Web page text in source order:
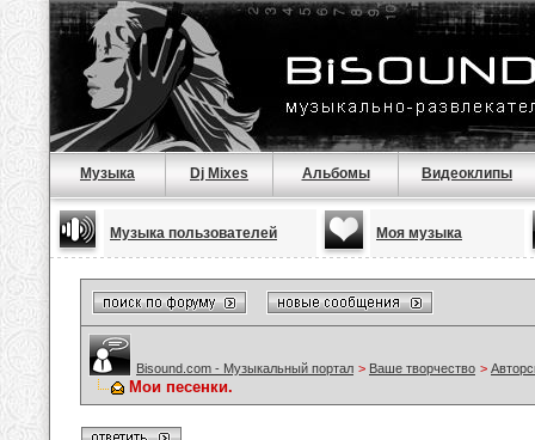
Музыка Dj Mixes Альбомы Видеоклипы
Музыка пользователей Моя музыка
Bisound.com - Музыкальный портал > Ваше творчество >
Мои песенки.